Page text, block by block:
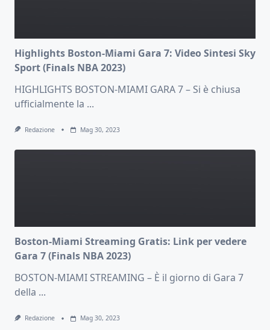
Highlights Boston-Miami Gara 7: Video Sintesi Sky
Sport (Finals NBA 2023)
HIGHLIGHTS BOSTON-MIAMI GARA 7 – Si è chiusa
ufficialmente la ...
Redazione Mag 30, 2023
Boston-Miami Streaming Gratis: Link per vedere
Gara 7 (Finals NBA 2023)
BOSTON-MIAMI STREAMING – È il giorno di Gara 7
della ...
Redazione Mag 30, 2023